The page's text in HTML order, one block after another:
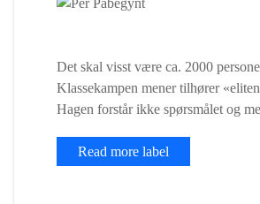
Det skal visst være ca. 2000
Klassekampen mener tilhører
Hagen forstår ikke spørsmålet og
Read more label